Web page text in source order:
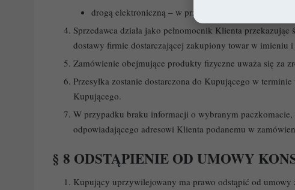
drogą elektroniczną – w przypadku treści cyfrowych.
Sprzedawca działa jako pełnomocnik Klienta
dostawy firmie dostarczającej zakupiony towar w imieniu
Zamówienie obejmujące produkty fizyczne uważa się za
Przesyłka zostanie dostarczona do Kupującego w
Kupującego.
W przypadku braku informacji o wybranym
odpowiadającego adresowi Klienta podanemu w
§ 8 ODSTĄPIENIE OD UMOWY
Kupujący uprzywilejowany ma prawo odstąpić od umowy